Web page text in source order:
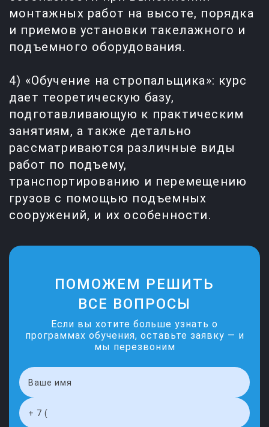
монтажных работ на высоте, порядка
и приемов установки такелажного и
подъемного оборудования.
4) «Обучение на стропальщика»: курс
дает теоретическую базу,
подготавливающую к практическим
занятиям, а также детально
рассматриваются различные виды
работ по подъему,
транспортированию и перемещению
грузов с помощью подъемных
сооружений, и их особенности.
ПОМОЖЕМ РЕШИТЬ
ВСЕ ВОПРОСЫ
Если вы хотите больше узнать о
программах обучения, оставьте заявку — и
мы перезвоним